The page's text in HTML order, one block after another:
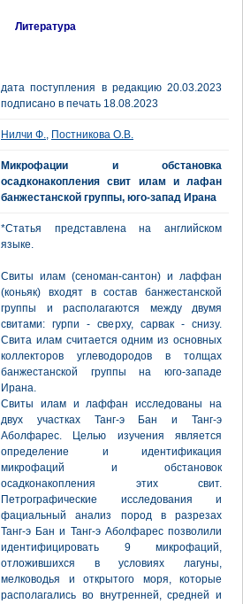
Литература
дата поступления в редакцию 20.03.2023
подписано в печать 18.08.2023
Нилчи Ф., Постникова О.В.
Микрофации и обстановка
осадконакопления свит илам и лафан
банжестанской группы, юго-запад Ирана
*Статья представлена на английском
языке.
Свиты илам (сеноман-сантон) и лаффан
(коньяк) входят в состав банжестанской
группы и располагаются между двумя
свитами: гурпи - сверху, сарвак - снизу.
Свита илам считается одним из основных
коллекторов углеводородов в толщах
банжестанской группы на юго-западе
Ирана.
Свиты илам и лаффан исследованы на
двух участках Танг-э Бан и Танг-э
Аболфарес. Целью изучения является
определение и идентификация
микрофаций и обстановок
осадконакопления этих свит.
Петрографические исследования и
фациальный анализ пород в разрезах
Танг-э Бан и Танг-э Аболфарес позволили
идентифицировать 9 микрофаций,
отложившихся в условиях лагуны,
мелководья и открытого моря, которые
располагались во внутренней, средней и